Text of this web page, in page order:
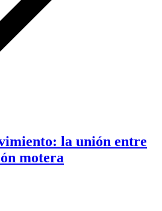
la unión entre
motera